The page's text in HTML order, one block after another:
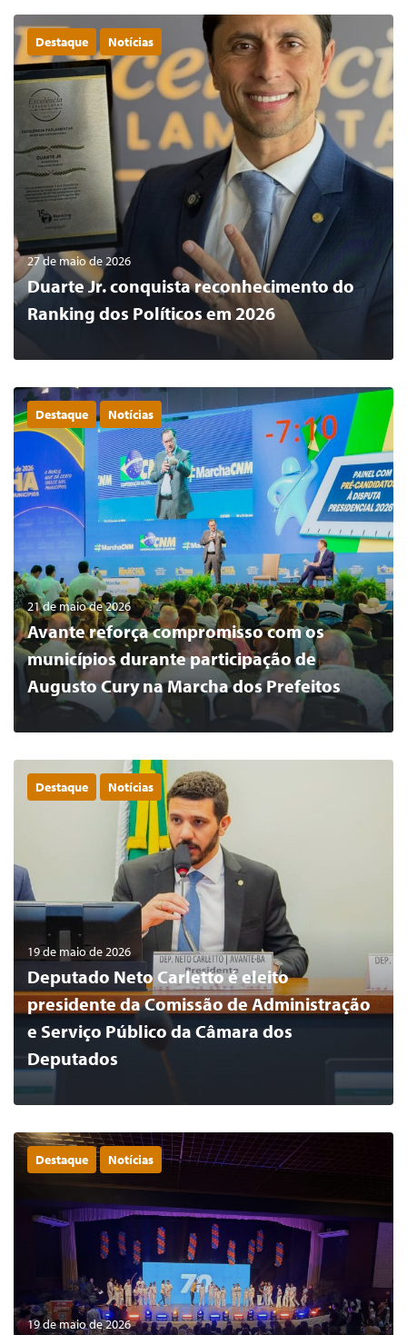
LER MAIS
Destaque Notícias
27 de maio de 2026
Duarte Jr. conquista reconhecimento do
Ranking dos Políticos em 2026
LER MAIS 0
Destaque Notícias
21 de maio de 2026
Avante reforça compromisso com os
municípios durante participação de
Augusto Cury na Marcha dos Prefeitos
Destaque Notícias
19 de maio de 2026
Deputado Neto Carletto é eleito
presidente da Comissão de Administração
e Serviço Público da Câmara dos
Deputados
LER MAIS
Destaque Notícias
19 de maio de 2026